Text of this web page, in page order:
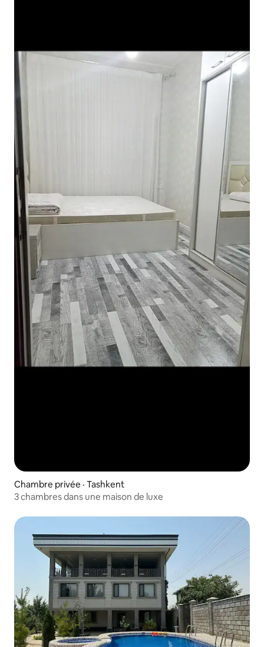
Chambre privée · Tashkent
3 chambres dans une maison de luxe